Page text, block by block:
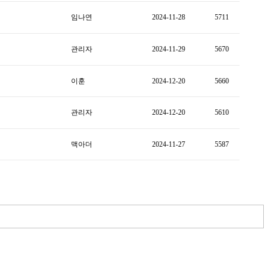
임나연 2024-11-28 5711
관리자 2024-11-29 5670
이훈 2024-12-20 5660
관리자 2024-12-20 5610
맥아더 2024-11-27 5587